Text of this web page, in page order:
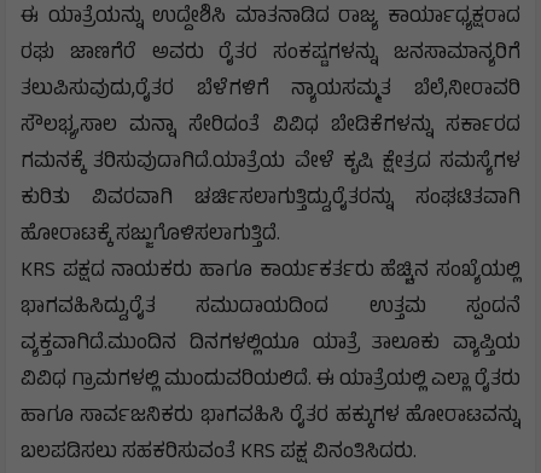
ಈ ಯಾತ್ರೆಯನ್ನು ಉದ್ದೇಶಿಸಿ ಮಾತನಾಡಿದ ರಾಜ್ಯ ಕಾರ್ಯಾಧ್ಯಕ್ಷರಾದ
ರಘು ಜಾಣಗೆರೆ ಅವರು ರೈತರ ಸಂಕಷ್ಟಗಳನ್ನು ಜನಸಾಮಾನ್ಯರಿಗೆ
ತಲುಪಿಸುವುದು,ರೈತರ ಬೆಳೆಗಳಿಗೆ ನ್ಯಾಯಸಮ್ಮತ ಬೆಲೆ,ನೀರಾವರಿ
ಸೌಲಭ್ಯ,ಸಾಲ ಮನ್ನಾ ಸೇರಿದಂತೆ ವಿವಿಧ ಬೇಡಿಕೆಗಳನ್ನು ಸರ್ಕಾರದ
ಗಮನಕ್ಕೆ ತರಿಸುವುದಾಗಿದೆ.ಯಾತ್ರೆಯ ವೇಳೆ ಕೃಷಿ ಕ್ಷೇತ್ರದ ಸಮಸ್ಯೆಗಳ
ಕುರಿತು ವಿವರವಾಗಿ ಚರ್ಚಿಸಲಾಗುತ್ತಿದ್ದು,ರೈತರನ್ನು ಸಂಘಟಿತವಾಗಿ
ಹೋರಾಟಕ್ಕೆ ಸಜ್ಜುಗೊಳಿಸಲಾಗುತ್ತಿದೆ.
KRS ಪಕ್ಷದ ನಾಯಕರು ಹಾಗೂ ಕಾರ್ಯಕರ್ತರು ಹೆಚ್ಚಿನ ಸಂಖ್ಯೆಯಲ್ಲಿ
ಭಾಗವಹಿಸಿದ್ದು,ರೈತ ಸಮುದಾಯದಿಂದ ಉತ್ತಮ ಸ್ಪಂದನೆ
ವ್ಯಕ್ತವಾಗಿದೆ.ಮುಂದಿನ ದಿನಗಳಲ್ಲಿಯೂ ಯಾತ್ರೆ ತಾಲೂಕು ವ್ಯಾಪ್ತಿಯ
ವಿವಿಧ ಗ್ರಾಮಗಳಲ್ಲಿ ಮುಂದುವರಿಯಲಿದೆ. ಈ ಯಾತ್ರೆಯಲ್ಲಿ ಎಲ್ಲಾ ರೈತರು
ಹಾಗೂ ಸಾರ್ವಜನಿಕರು ಭಾಗವಹಿಸಿ ರೈತರ ಹಕ್ಕುಗಳ ಹೋರಾಟವನ್ನು
ಬಲಪಡಿಸಲು ಸಹಕರಿಸುವಂತೆ KRS ಪಕ್ಷ ವಿನಂತಿಸಿದರು.